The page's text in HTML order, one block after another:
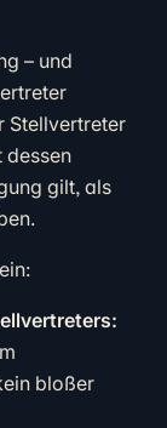
– und
Stellvertreter
dessen
gilt, als
bloßer